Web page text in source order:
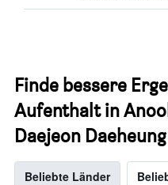
Finde bessere
Aufenthalt in
Daejeon Daeheung
Beliebte Länder